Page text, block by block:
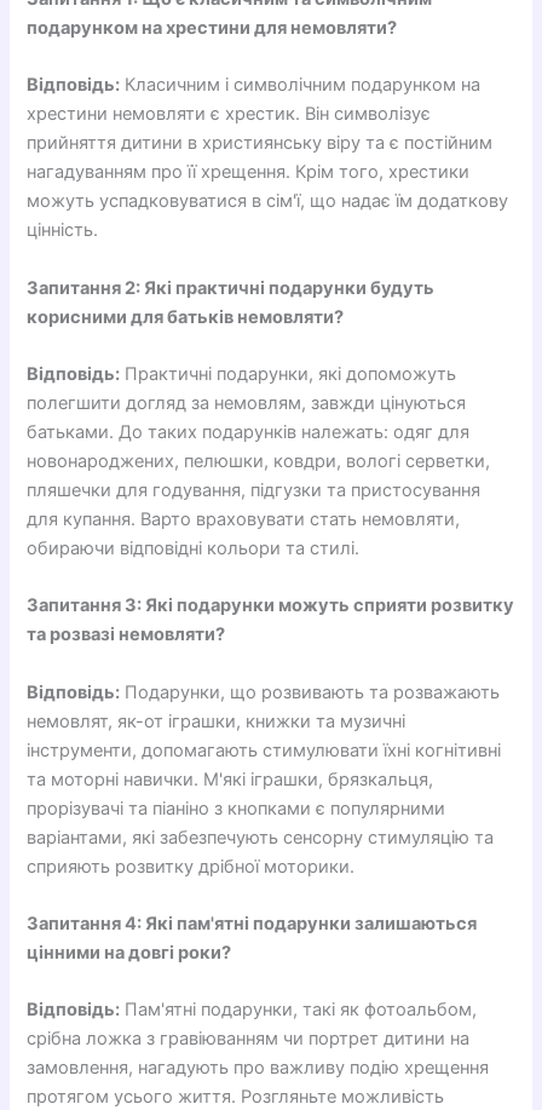
подарунком на хрестини для немовляти?
Відповідь: Класичним і символічним подарунком на
хрестини немовляти є хрестик. Він символізує
прийняття дитини в християнську віру та є постійним
нагадуванням про її хрещення. Крім того, хрестики
можуть успадковуватися в сім'ї, що надає їм додаткову
цінність.
Запитання 2: Які практичні подарунки будуть
корисними для батьків немовляти?
Відповідь: Практичні подарунки, які допоможуть
полегшити догляд за немовлям, завжди цінуються
батьками. До таких подарунків належать: одяг для
новонароджених, пелюшки, ковдри, вологі серветки,
пляшечки для годування, підгузки та пристосування
для купання. Варто враховувати стать немовляти,
обираючи відповідні кольори та стилі.
Запитання 3: Які подарунки можуть сприяти розвитку
та розвазі немовляти?
Відповідь: Подарунки, що розвивають та розважають
немовлят, як-от іграшки, книжки та музичні
інструменти, допомагають стимулювати їхні когнітивні
та моторні навички. М'які іграшки, брязкальця,
прорізувачі та піаніно з кнопками є популярними
варіантами, які забезпечують сенсорну стимуляцію та
сприяють розвитку дрібної моторики.
Запитання 4: Які пам'ятні подарунки залишаються
цінними на довгі роки?
Відповідь: Пам'ятні подарунки, такі як фотоальбом,
срібна ложка з гравіюванням чи портрет дитини на
замовлення, нагадують про важливу подію хрещення
протягом усього життя. Розгляньте можливість